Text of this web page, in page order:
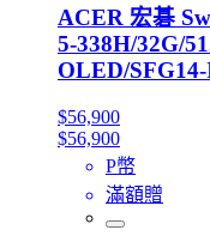
ACER 宏碁
5-338H/32G/
OLED/
$56,900
$56,900
P幣
滿額贈